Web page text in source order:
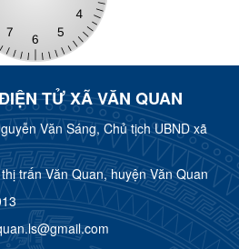
TỬ XÃ VĂN QUAN
Văn Sáng, Chủ tịch UBND xã
trấn Văn Quan, huyện Văn Quan